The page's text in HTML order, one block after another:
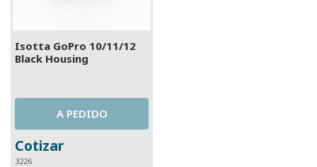
Isotta GoPro 10/11/12
Black Housing
A PEDIDO
Cotizar
3226